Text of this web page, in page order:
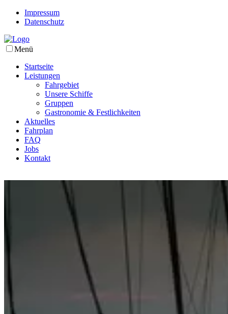
Impressum
Datenschutz
Menü
Startseite
Leistungen
Fahrgebiet
Unsere Schiffe
Gruppen
Gastronomie & Festlichkeiten
Aktuelles
Fahrplan
FAQ
Jobs
Kontakt